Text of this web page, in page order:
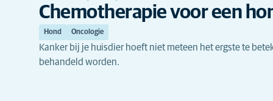
Chemotherapie voor een
Hond Oncologie
Kanker bij je huisdier hoeft niet meteen het ergste te
behandeld worden.